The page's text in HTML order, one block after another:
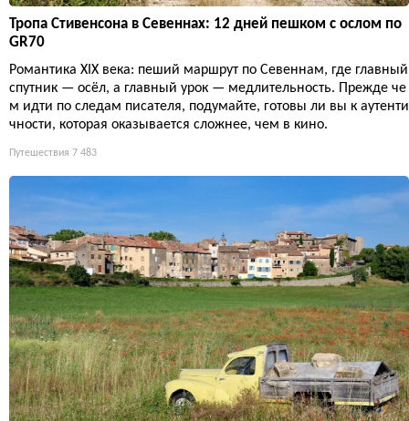
Тропа Стивенсона в Севеннах: 12 дней пешком с ослом по
GR70
Романтика XIX века: пеший маршрут по Севеннам, где главный
спутник — осёл, а главный урок — медлительность. Прежде че
м идти по следам писателя, подумайте, готовы ли вы к аутенти
чности, которая оказывается сложнее, чем в кино.
Путешествия 7 483